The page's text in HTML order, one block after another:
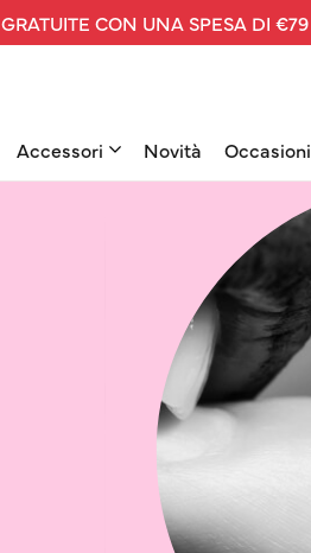
CON UNA SPESA DI €79
Accessori Novità Occasioni